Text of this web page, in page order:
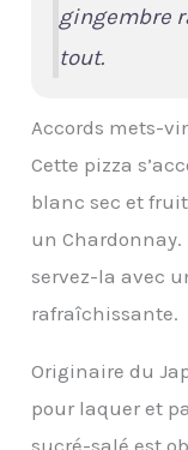
gingembre
tout.
Accords mets-
Cette pizza
blanc sec et
un
servez-la avec
rafraîchissante.
Originaire du
pour laquer et